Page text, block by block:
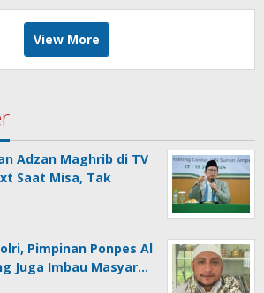
View More
Adzan Maghrib di TV
Saat Misa, Tak
Pimpinan Ponpes Al
Juga Imbau Masyar…